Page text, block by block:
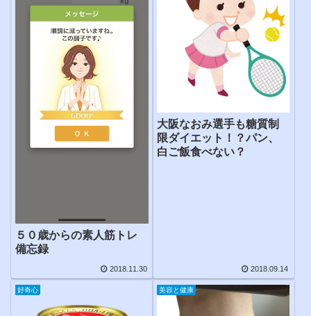
５０歳からの素人筋トレ
備忘録
2018.11.30
大阪なおみ選手も糖質制
限ダイエット！？パン、
白ご飯食べない？
2018.09.14
好奇心 美容と健康